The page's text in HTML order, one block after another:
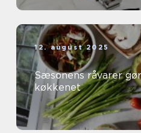
12. august 2025
Sæsonens råvarer
køkkenet